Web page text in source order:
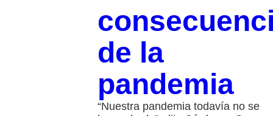
de la
pandemia
“Nuestra pandemia todavía no se